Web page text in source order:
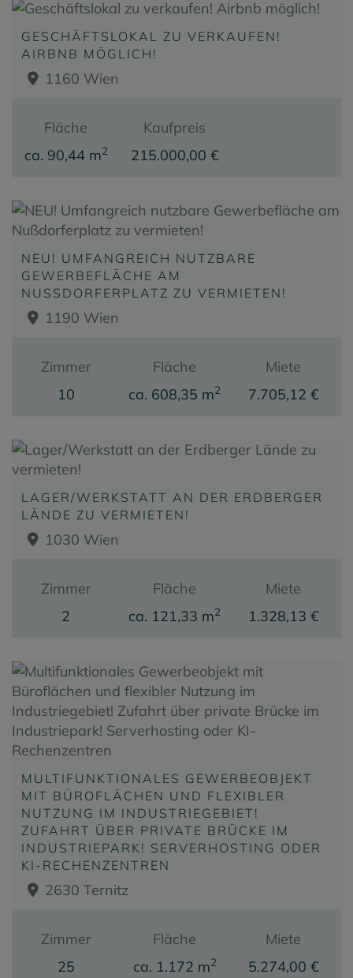
GESCHÄFTSLOKAL ZU VERKAUFEN!
AIRBNB MÖGLICH!
1160 Wien
Fläche
ca. 90,44 m2
Kaufpreis
215.000,00 €
NEU! UMFANGREICH NUTZBARE
GEWERBEFLÄCHE AM
NUSSDORFERPLATZ ZU VERMIETEN!
1190 Wien
Zimmer
10
Fläche
ca. 608,35 m2
Miete
7.705,12 €
LAGER/WERKSTATT AN DER ERDBERGER
LÄNDE ZU VERMIETEN!
1030 Wien
Zimmer
2
Fläche
ca. 121,33 m2
Miete
1.328,13 €
MULTIFUNKTIONALES GEWERBEOBJEKT
MIT BÜROFLÄCHEN UND FLEXIBLER
NUTZUNG IM INDUSTRIEGEBIET!
ZUFAHRT ÜBER PRIVATE BRÜCKE IM
INDUSTRIEPARK! SERVERHOSTING ODER
KI-RECHENZENTREN
2630 Ternitz
Zimmer
25
Fläche
ca. 1.172 m2
Miete
5.274,00 €